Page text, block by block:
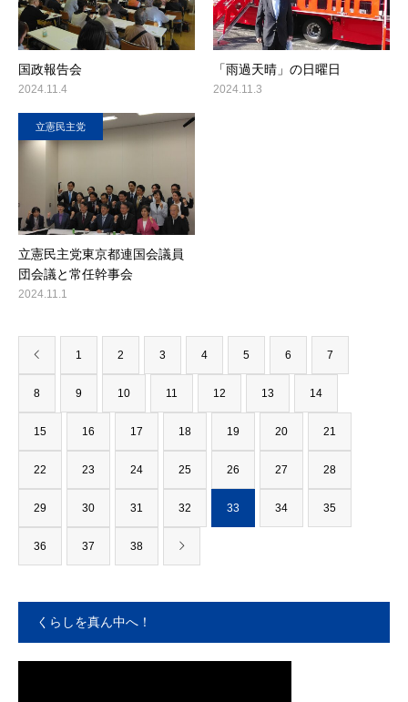
国政報告会
2024.11.4
「雨過天晴」の日曜日
2024.11.3
立憲民主党
立憲民主党東京都連国会議員
団会議と常任幹事会
2024.11.1
1 2 3 4 5 6 7
8 9 10 11 12 13 14
15 16 17 18 19 20 21
22 23 24 25 26 27 28
29 30 31 32 33 34 35
36 37 38
くらしを真ん中へ！